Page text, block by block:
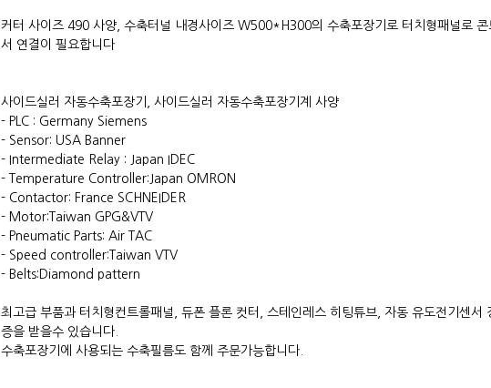
커터 사이즈 490 사양, 수축터널 내경사이즈 W500*H300의 수축포장기로 터치형패널로
서 연결이 필요합니다
사이드실러 자동수축포장기, 사이드실러 자동수축포장기계 사양
- PLC : Germany Siemens
- Sensor: USA Banner
- Intermediate Relay : Japan IDEC
- Temperature Controller:Japan OMRON
- Contactor: France SCHNEIDER
- Motor:Taiwan GPG&VTV
- Pneumatic Parts: Air TAC
- Speed controller:Taiwan VTV
- Belts:Diamond pattern
최고급 부품과 터치형컨트롤패널, 듀폰 플론 컷터, 스테인레스 히팅튜브, 자동 유도전기센
증을 받을수 있습니다.
수축포장기에 사용되는 수축필름도 함께 주문가능합니다.